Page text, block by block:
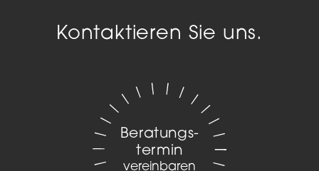
Kontaktieren Sie uns.
Beratungs­
termin
vereinbaren